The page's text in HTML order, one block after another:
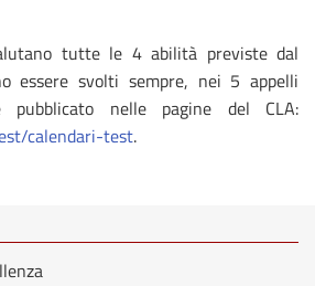
tutte le 4 abilità previste dal
essere svolti sempre, nei 5 appelli
pubblicato nelle pagine del CLA:
calendari-test.